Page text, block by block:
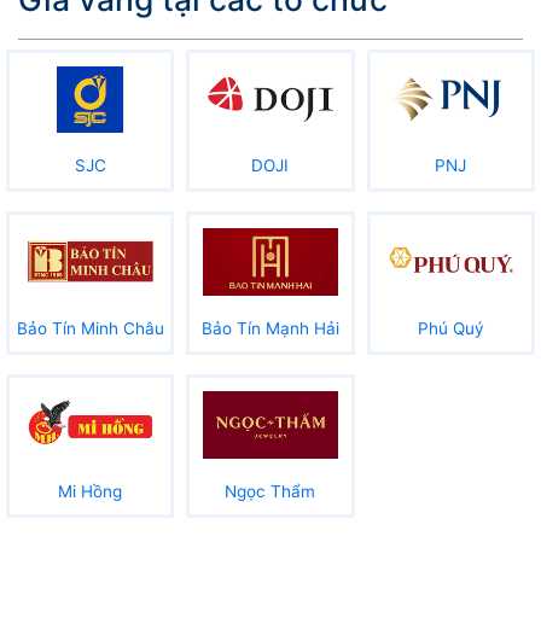
SJC DOJI PNJ
Bảo Tín Minh Châu Bảo Tín Mạnh Hải Phú Quý
Mi Hồng Ngọc Thẩm